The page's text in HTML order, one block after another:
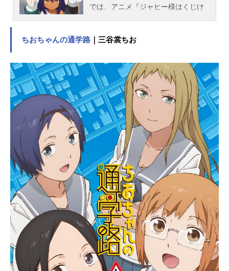
では、アニメ『ジャヒー様はくじけ
介！作品名ジャヒー様はくじけな
2021年7月31日（土）～2021年12月
19日（土）ABCテレビ・テレビ朝日
ほか話数全20話キャストジャヒー
様：大空直美店長：茅野愛衣大家：
日笠陽子ドゥルジ：花澤香菜サル
ワ：小松未可子魔法少女：上坂すみ
れこころ：小倉唯魔王：岡咲美保ス
タッフ原作：昆布わかめ（掲載月刊
「ガンガンJOKER」スクウェア・エ
ニックス刊）監督：湊未來助監督：
伊部勇志シリーズ構成：横手美智子
キャラクターデザイン・総作画監
督：仲敷沙織美術監督：中原英統美
術設定：藤瀬智康（チップチュー
ン）色彩設計：水野多恵子（スタジ
オ・ロード）撮影監督：佐藤敦（ス
タジオシャムロック）3D監督：遠藤
誠（トライスラッシュ）編集：近藤
勇二（REAL-T）音響監督：鐘江徹音
ちおちゃんの通学路 ｜三谷裳ちお